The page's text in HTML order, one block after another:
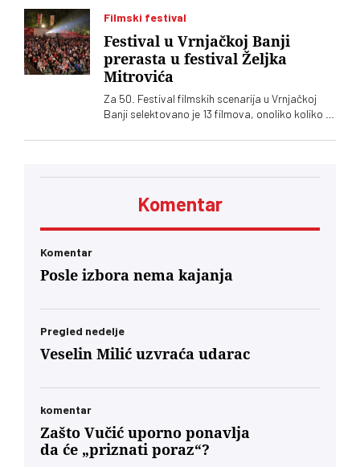
Lompar
Filmski festival
Festival u Vrnjačkoj Banji
prerasta u festival Željka
Mitrovića
Za 50. Festival filmskih scenarija u Vrnjačkoj
Banji selektovano je 13 filmova, onoliko koliko ih
dominiraju filmovi Željka Mitrovića
Komentar
Komentar
Posle izbora nema kajanja
Pregled nedelje
Veselin Milić uzvraća udarac
komentar
Zašto Vučić uporno ponavlja
da će „priznati poraz“?